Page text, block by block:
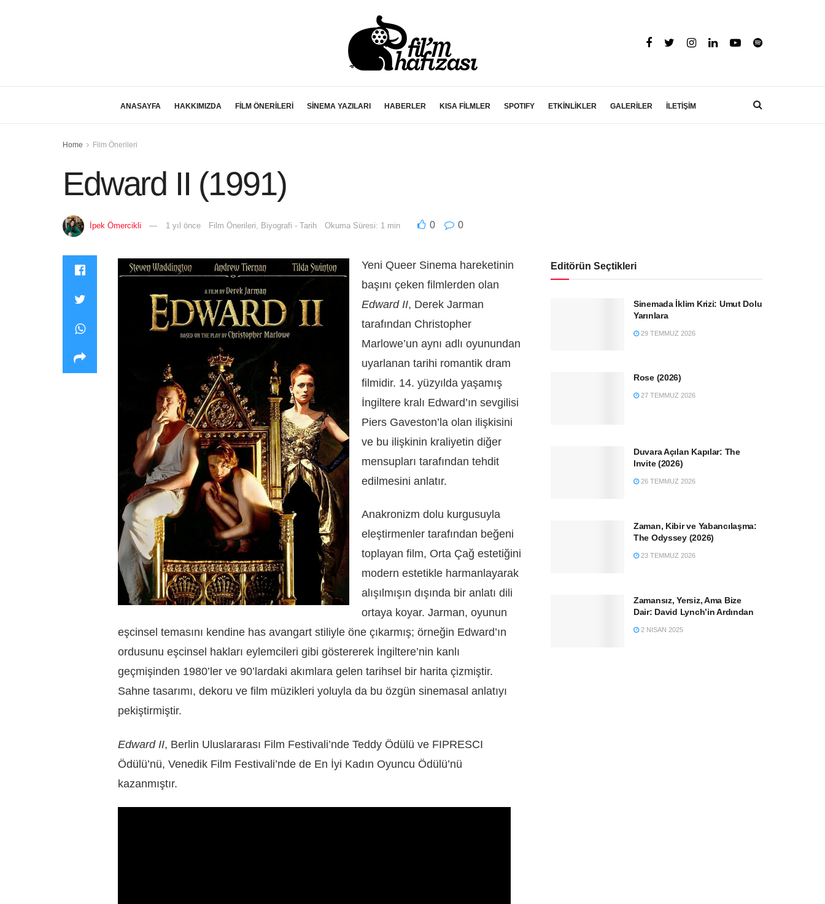
ANASAYFA HAKKIMIZDA FİLM ÖNERİLERİ SİNEMA YAZILARI HABERLER KISA FİLMLER SPOTIFY ETKİNLİKLER GALERİLER İLETİŞİM
Home Film Önerileri
Edward II (1991)
İpek Ömercikli 1 yıl önce Film Önerileri Biyografi - Tarih Okuma Süresi: 1 min 0 0
Yeni Queer Sinema hareketinin
başını çeken filmlerden olan
Edward II, Derek Jarman
tarafından Christopher
Marlowe’un aynı adlı oyunundan
uyarlanan tarihi romantik dram
filmidir. 14. yüzyılda yaşamış
İngiltere kralı Edward’ın sevgilisi
Piers Gaveston’la olan ilişkisini
ve bu ilişkinin kraliyetin diğer
mensupları tarafından tehdit
edilmesini anlatır.
Anakronizm dolu kurgusuyla
eleştirmenler tarafından beğeni
toplayan film, Orta Çağ estetiğini
modern estetikle harmanlayarak
alışılmışın dışında bir anlatı dili
ortaya koyar. Jarman, oyunun
eşcinsel temasını kendine has avangart stiliyle öne çıkarmış; örneğin Edward’ın
ordusunu eşcinsel hakları eylemcileri gibi göstererek İngiltere’nin kanlı
geçmişinden 1980’ler ve 90’lardaki akımlara gelen tarihsel bir harita çizmiştir.
Sahne tasarımı, dekoru ve film müzikleri yoluyla da bu özgün sinemasal anlatıyı
pekiştirmiştir.
Edward II, Berlin Uluslararası Film Festivali’nde Teddy Ödülü ve FIPRESCI
Ödülü’nü, Venedik Film Festivali’nde de En İyi Kadın Oyuncu Ödülü’nü
kazanmıştır.
Editörün Seçtikleri
Sinemada İklim Krizi: Umut Dolu
Yarınlara
29 TEMMUZ 2026
Rose (2026)
27 TEMMUZ 2026
Duvara Açılan Kapılar: The
Invite (2026)
26 TEMMUZ 2026
Zaman, Kibir ve Yabancılaşma:
The Odyssey (2026)
23 TEMMUZ 2026
Zamansız, Yersiz, Ama Bize
Dair: David Lynch’in Ardından
2 NISAN 2025